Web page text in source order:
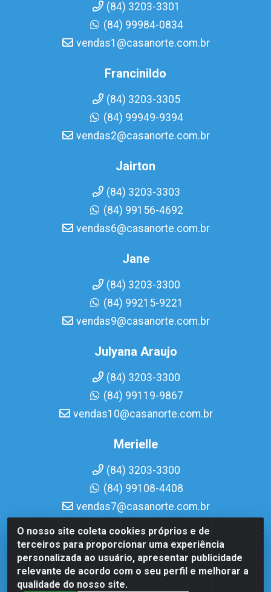
O nosso site coleta cookies próprios e de
terceiros para proporcionar uma experiência
personalizada ao usuário, apresentar publicidade
relevante de acordo com o seu perfil e melhorar a
qualidade do nosso site.
(84) 3203-3301
(84) 99984-0834
vendas1@casanorte.com.br
Francinildo
(84) 3203-3305
(84) 99949-9394
vendas2@casanorte.com.br
Jairton
(84) 3203-3303
(84) 99156-4692
vendas6@casanorte.com.br
Jane
(84) 3203-3300
(84) 99215-9221
vendas9@casanorte.com.br
Julyana Araujo
(84) 3203-3300
(84) 99119-9867
vendas10@casanorte.com.br
Merielle
(84) 3203-3300
(84) 99108-4408
vendas7@casanorte.com.br
Casa Norte LTDA - Av. Interventor Mário Câmara, 1815 -
Dix-Sept Rosado, Natal/RN - CEP 59054-600 - CNPJ
08.713.513/0001-51